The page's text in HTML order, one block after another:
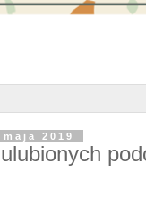
2019